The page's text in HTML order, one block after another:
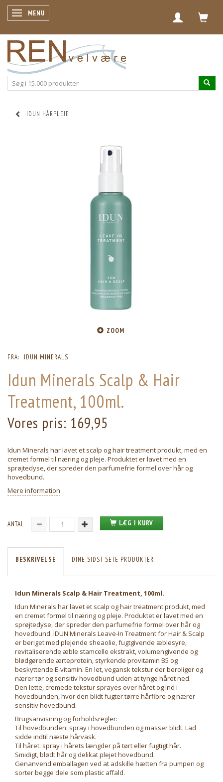
SKIFTE NAVIGATION
MENU
IDUN HÅRPLEJE
ZOOM
FRA: IDUN MINERALS
Idun Minerals Scalp & Hair
Treatment, 100ml.
Vores pris: 169,95
Idun Minerals har lavet et scalp og hair treatment produkt, med en
cremet formel til næring og pleje. Produktet er lavet med en
sprøjtedyse, der spreder den parfumefrie formel over hår og
hovedbund.
Mere information
ANTAL LÆG I KURV
BESKRIVELSE DINE SIDST SETE PRODUKTER
Idun Minerals Scalp & Hair Treatment, 100ml.
Idun Minerals har lavet et scalp og hair treatment produkt, med
en cremet formel til næring og pleje. Produktet er lavet med en
sprøjtedyse, der spreder den parfumefrie formel over hår og
hovedbund. IDUN Minerals Leave-In Treatment for Hair & Scalp
er beriget med plejende sheaolie, fugtgivende æblesyre,
revitaliserende æble stamcelle ekstrakt, volumengivende og
blødgørende ærteprotein, styrkende provitamin B5 og
beskyttende E-vitamin. En let, vegansk tekstur der beroliger og
nærer tør og sensitiv hovedbund uden at tynge håret ned.
Den lette, cremede tekstur sprayes over håret og ind i
hovedbunden, hvor den blidt fugter tørre hårfibre og nærer
sensitiv hovedbund.
Brugsanvisning og forholdsregler:
Til hovedbunden: spray i hovedbunden og masser blidt. Lad
sidde indtil næste hårvask.
Til håret: spray i hårets længder på tørt eller fugtigt hår.
Smidigt, blødt hår og delikat plejet hovedbund.
Genanvend emballagen ved at adskille hætten fra pumpen og
sorter begge dele som plastic affald.